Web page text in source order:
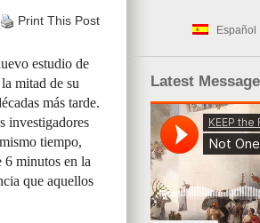
Print This Post
estudio de
mitad de su
más tarde.
investigadores
tiempo,
6 minutos en la
que aquellos
Español
Latest Message